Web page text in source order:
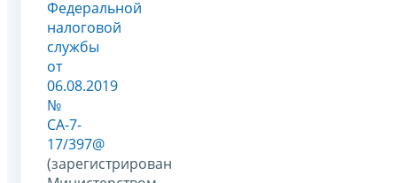
Федеральной
налоговой
службы
от
06.08.2019
№
СА-7-
17/397@
(зарегистрирован